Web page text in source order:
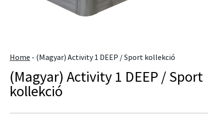
Home - (Magyar) Activity 1 DEEP / Sport kollekció
(Magyar) Activity 1 DEEP / Sport
kollekció